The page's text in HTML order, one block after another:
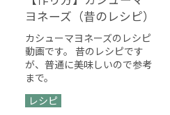
ヨネーズ（昔のレシピ）
カシューマヨネーズのレシピ
動画です。 昔のレシピです
が、普通に美味しいので参考
まで。
レシピ